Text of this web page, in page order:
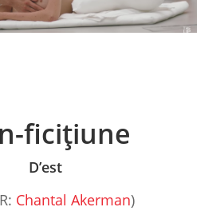
ficițiune
D’est
Chantal Akerman)